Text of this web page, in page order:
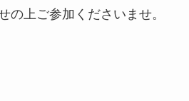
の上ご参加くださいませ。